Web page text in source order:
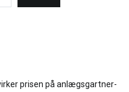
prisen på anlægsgartner-